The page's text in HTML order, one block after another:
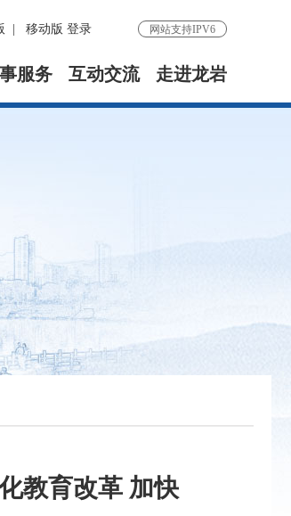
移动版 登录 网站支持IPV6
服务 互动交流 走进龙岩
教育改革 加快